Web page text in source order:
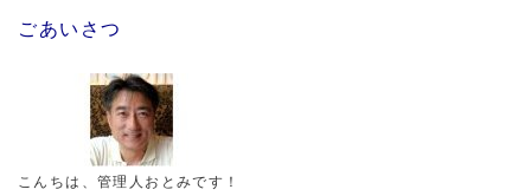
ごあいさつ
こんちは、管理人おとみです！